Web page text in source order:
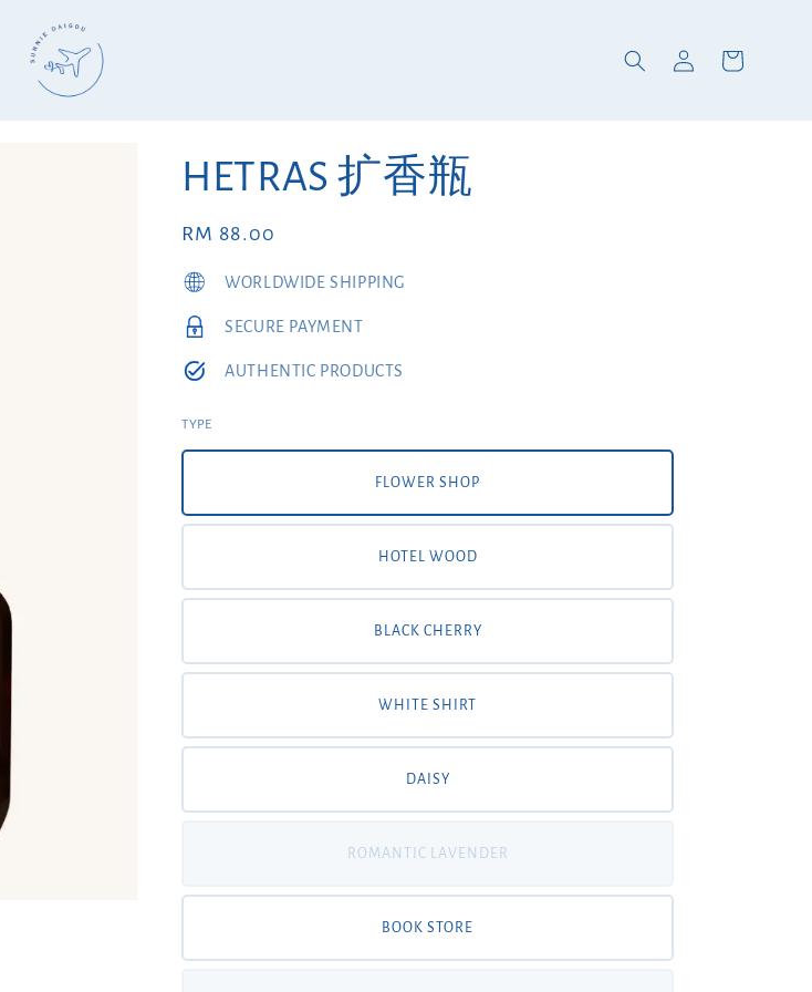
HETRAS 扩香瓶
Regular
price
RM 88.00
WORLDWIDE SHIPPING
SECURE PAYMENT
AUTHENTIC PRODUCTS
TYPE
FLOWER SHOP
HOTEL WOOD
BLACK CHERRY
WHITE SHIRT
DAISY
ROMANTIC LAVENDER
BOOK STORE